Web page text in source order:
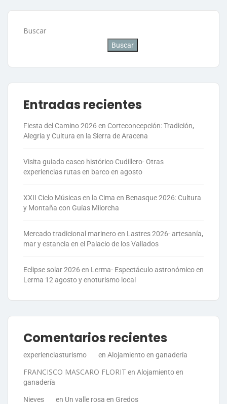
Buscar
Buscar
Entradas recientes
Fiesta del Camino 2026 en Corteconcepción: Tradición,
Alegría y Cultura en la Sierra de Aracena
Visita guiada casco histórico Cudillero- Otras
experiencias rutas en barco en agosto
XXII Ciclo Músicas en la Cima en Benasque 2026: Cultura
y Montaña con Guías Milorcha
Mercado tradicional marinero en Lastres 2026- artesanía,
mar y estancia en el Palacio de los Vallados
Eclipse solar 2026 en Lerma- Espectáculo astronómico en
Lerma 12 agosto y enoturismo local
Comentarios recientes
experienciasturismo en Alojamiento en ganadería
FRANCISCO MASCARO FLORIT en Alojamiento en
ganadería
Nieves en Un valle rosa en Gredos